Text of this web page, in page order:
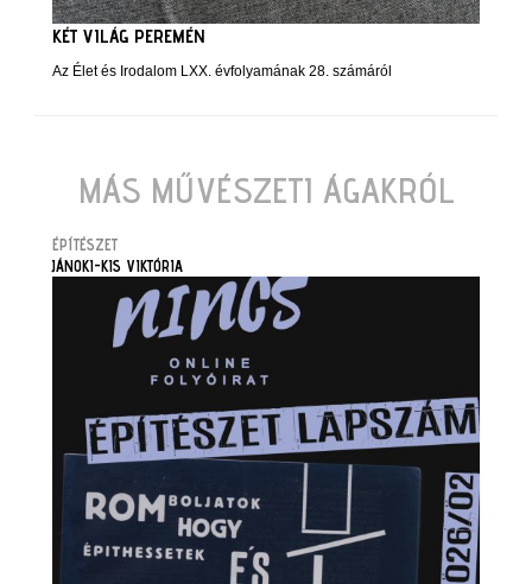
KÉT VILÁG PEREMÉN
Az Élet és Irodalom LXX. évfolyamának 28. számáról
MÁS MŰVÉSZETI ÁGAKRÓL
ÉPÍTÉSZET
JÁNOKI-KIS VIKTÓRIA